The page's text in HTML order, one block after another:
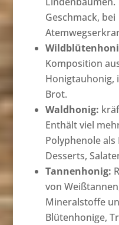
Geschmack, bei
Komposition
Honigtauhonig,
Brot.
Waldhonig:
Enthält viel
Polyphenole
Desserts,
Tannenhonig:
von
Mineralstoffe
Blütenhonige,